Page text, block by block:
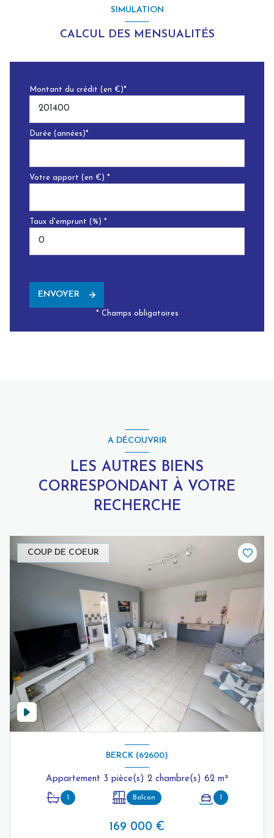
SIMULATION
CALCUL DES MENSUALITÉS
Montant du crédit (en €)*
Durée (années)*
Votre apport (en €) *
Taux d'emprunt (%) *
ENVOYER
* Champs obligatoires
A DÉCOUVRIR
LES AUTRES BIENS
CORRESPONDANT À VOTRE
RECHERCHE
COUP DE COEUR
BERCK (62600)
Appartement 3 pièce(s) 2 chambre(s) 62 m²
1 Balcon 1
169 000 €